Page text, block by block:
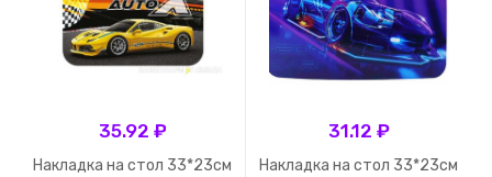
35.92 ₽
Накладка на стол 33*23см
31.12 ₽
Накладка на стол 33*23см